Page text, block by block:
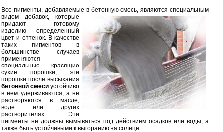
Все пигменты, добавляемые в бетонную смесь, являются специальным
видом добавок, которые
придают готовому
изделию определенный
цвет и оттенок. В качестве
таких пигментов в
большинстве случаев
применяются
специальные красящие
сухие порошки, эти
порошки после высыхания
бетонной смесиустойчиво
в нем удерживаются, а не
растворяются в масле,
воде или других
растворителях. Эти
пигменты не должны вымываться под действием осадков или воды, а
также быть устойчивыми к выгоранию на солнце.